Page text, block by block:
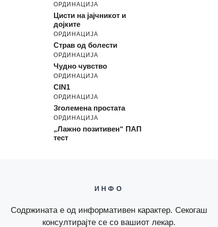
ОРДИНАЦИЈА
Цисти на јајчникот и
дојките
ОРДИНАЦИЈА
Страв од болести
ОРДИНАЦИЈА
Чудно чувство
ОРДИНАЦИЈА
CIN1
ОРДИНАЦИЈА
Зголемена простата
ОРДИНАЦИЈА
„Лажно позитивен“ ПАП
тест
ИНФО
Содржината е од информативен карактер. Секогаш
консултирајте се со вашиот лекар.